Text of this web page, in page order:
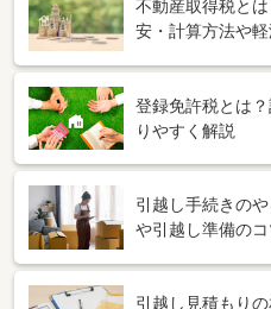
不動産取得税と
安・計算方法や
登録免許税とは
りやすく解説
引越し手続きの
や引越し準備のコ
引越し見積もり